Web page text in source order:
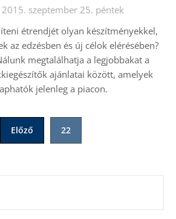
szeptember 25. péntek
étrendjét olyan készítményekkel,
az edzésben és új célok elérésében?
megtalálhatja a legjobbakat a
ajánlatai között, amelyek
jelenleg a piacon.
Előző 22